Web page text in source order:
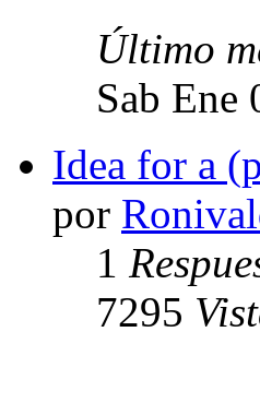
Último
Sab Ene
Idea for a
por
1
7295